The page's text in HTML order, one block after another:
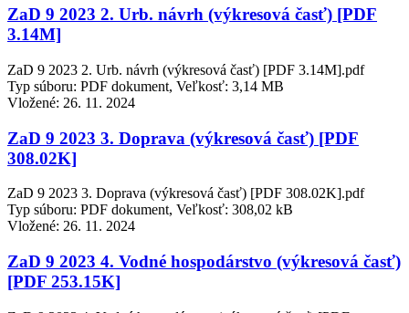
ZaD 9 2023 2. Urb. návrh (výkresová časť) [PDF
3.14M]
ZaD 9 2023 2. Urb. návrh (výkresová časť) [PDF 3.14M].pdf
Typ súboru: PDF dokument, Veľkosť: 3,14 MB
Vložené: 26. 11. 2024
ZaD 9 2023 3. Doprava (výkresová časť) [PDF
308.02K]
ZaD 9 2023 3. Doprava (výkresová časť) [PDF 308.02K].pdf
Typ súboru: PDF dokument, Veľkosť: 308,02 kB
Vložené: 26. 11. 2024
ZaD 9 2023 4. Vodné hospodárstvo (výkresová časť)
[PDF 253.15K]